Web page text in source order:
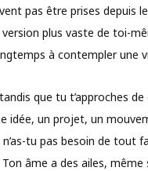
pas être prises depuis
plus vaste de toi-
à contempler une
que tu t’approches
idée, un projet, un
tu pas besoin de tout
Ton âme a des ailes,